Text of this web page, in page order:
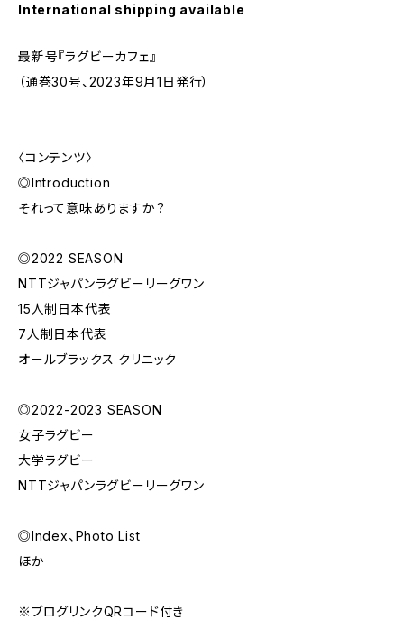
International shipping available
最新号『ラグビーカフェ』
（通巻30号、2023年9月1日発行）
〈コンテンツ〉
◎Introduction
それって意味ありますか？
◎2022 SEASON
NTTジャパンラグビーリーグワン
15人制日本代表
7人制日本代表
オールブラックス クリニック
◎2022-2023 SEASON
女子ラグビー
大学ラグビー
NTTジャパンラグビーリーグワン
◎Index、Photo List
ほか
※ブログリンクQRコード付き